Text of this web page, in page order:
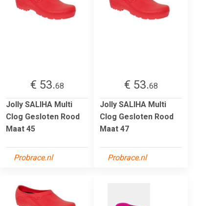
€ 53.68
Jolly SALIHA Multi
Clog Gesloten Rood
Maat 45
Probrace.nl
€ 53.68
Jolly SALIHA Multi
Clog Gesloten Rood
Maat 47
Probrace.nl